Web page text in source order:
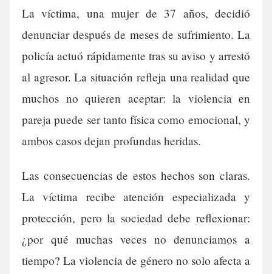
La víctima, una mujer de 37 años, decidió
denunciar después de meses de sufrimiento. La
policía actuó rápidamente tras su aviso y arrestó
al agresor. La situación refleja una realidad que
muchos no quieren aceptar: la violencia en
pareja puede ser tanto física como emocional, y
ambos casos dejan profundas heridas.
Las consecuencias de estos hechos son claras.
La víctima recibe atención especializada y
protección, pero la sociedad debe reflexionar:
¿por qué muchas veces no denunciamos a
tiempo? La violencia de género no solo afecta a